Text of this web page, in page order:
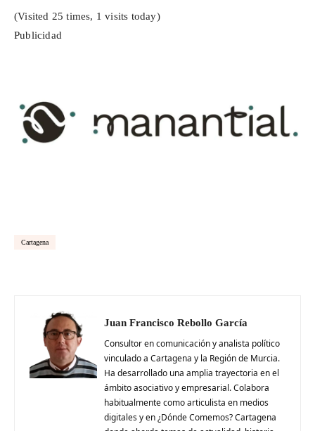
(Visited 25 times, 1 visits today)
Publicidad
Cartagena
Juan Francisco Rebollo García
Consultor en comunicación y analista político
vinculado a Cartagena y la Región de Murcia.
Ha desarrollado una amplia trayectoria en el
ámbito asociativo y empresarial. Colabora
habitualmente como articulista en medios
digitales y en ¿Dónde Comemos? Cartagena